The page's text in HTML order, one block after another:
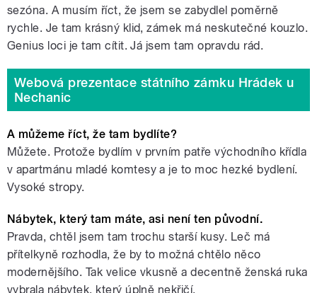
sezóna. A musím říct, že jsem se zabydlel poměrně
rychle. Je tam krásný klid, zámek má neskutečné kouzlo.
Genius loci je tam cítit. Já jsem tam opravdu rád.
Webová prezentace státního zámku Hrádek u
Nechanic
A můžeme říct, že tam bydlíte?
Můžete. Protože bydlím v prvním patře východního křídla
v apartmánu mladé komtesy a je to moc hezké bydlení.
Vysoké stropy.
Nábytek, který tam máte, asi není ten původní.
Pravda, chtěl jsem tam trochu starší kusy. Leč má
přítelkyně rozhodla, že by to možná chtělo něco
modernějšího. Tak velice vkusně a decentně ženská ruka
vybrala nábytek, který úplně nekřičí.